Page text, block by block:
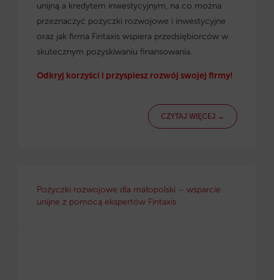
unijną a kredytem inwestycyjnym, na co można
przeznaczyć pożyczki rozwojowe i inwestycyjne
oraz jak firma Fintaxis wspiera przedsiębiorców w
skutecznym pozyskiwaniu finansowania.
Odkryj korzyści i przyspiesz rozwój swojej firmy!
CZYTAJ WIĘCEJ →
Pożyczki rozwojowe dla małopolski – wsparcie
unijne z pomocą ekspertów Fintaxis